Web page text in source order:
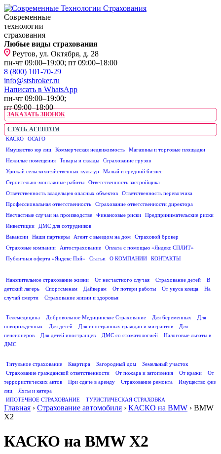
Современные
технологии
страхования
Любые виды страхования
Реутов, ул. Октября, д. 28
пн-чт 09:00–19:00; пт 09:00–18:00
8 (800) 101-70-29
info@stsbroker.ru
Написать в WhatsApp
пн-чт 09:00–19:00;
пт 09:00–18:00
ЗАКАЗАТЬ ЗВОНОК
СТАТЬ АГЕНТОМ
КАСКО ОСАГО
Имущество юр лиц
Коммерческая недвижимость
Магазины и торговые площадки
Нежилые помещения
Товары и склады
Страхование грузов
Урожай сельскохозяйственных культур
Малый и средний бизнес
Строительно-монтажные работы
Ответственность застройщика
Ответственность владельцев опасных объектов
Ответственность перевозчика
Профессиональная ответственность
Страхование ответственности директора
Несчастные случаи на производстве
Финансовые риски
Предпринимательские риски
Инвестиции
ДМС для сотрудников
Вакансии
Наши партнеры Агент с выездом на дом
Страховой брокер
Страховые компании
Автострахование
Оплата с помощью «Яндекс СПЛИТ»
Публичная оферта «Яндекс Пэй»
Статьи О КОМПАНИИ
КОНТАКТЫ
Накопительное страхование жизни
От несчастного случая Страхование детей
В
детский лагерь
Спортсменам Дайверам От потери работы От укуса клеща
На
случай смерти
Страхование жизни и здоровья
Телемедицина
Добровольное Медицинское Страхование Для беременных
Для
новорожденных
Для детей Для иностранных граждан и мигрантов
Для
пенсионеров
Для детей иностранцев ДМС со стоматологией
Налоговые льготы в
ДМС
Титульное страхование
Квартира Загородный дом
Земельный участок
Страхование гражданской ответственности
От пожара и затопления От кражи
От
террористических актов
При сдаче в аренду Страхование ремонта
Имущество физ
лиц
Яхты и катера
ИПОТЕЧНОЕ СТРАХОВАНИЕ
ТУРИСТИЧЕСКАЯ СТРАХОВКА
Главная › Страхование автомобиля › КАСКО на BMW › BMW
X2
КАСКО на BMW X2